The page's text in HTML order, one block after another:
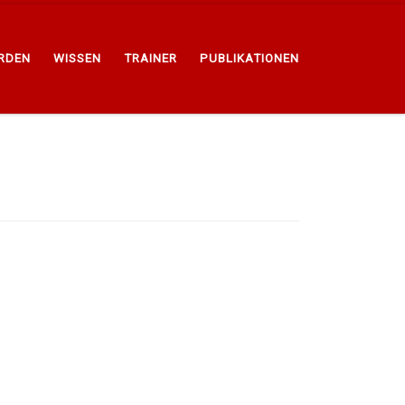
WISSEN TRAINER PUBLIKATIONEN